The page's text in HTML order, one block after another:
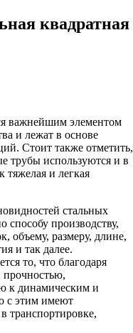
квадратная
важнейшим элементом
и лежат в основе
Стоит также отметить,
трубы используются и в
тяжелая и легкая
стальных
производству,
объему, размеру, длине,
и так далее.
то, что благодаря
прочностью,
к динамическим и
с этим имеют
транспортировке,